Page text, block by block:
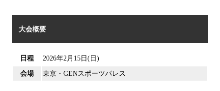
大会概要
日程 2026年2月15日(日)
会場 東京・GENスポーツパレス